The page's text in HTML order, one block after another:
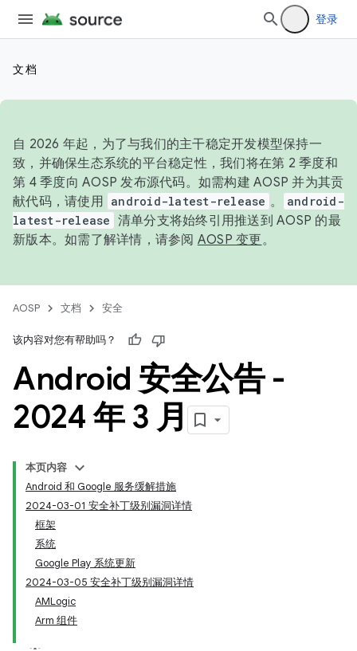
登录
文档
自 2026 年起，为了与我们的主干稳定开发模型保持一
致，并确保生态系统的平台稳定性，我们将在第 2 季度和
第 4 季度向 AOSP 发布源代码。如需构建 AOSP 并为其贡
献代码，请使用 android-latest-release 。
android-
latest-release 清单分支将始终引用推送到 AOSP 的最
新版本。如需了解详情，请参阅 AOSP 变更。
AOSP 文档 安全
该内容对您有帮助吗？
Android 安全公告 -
2024 年 3 月
本页内容
Android 和 Google 服务缓解措施
2024-03-01 安全补丁级别漏洞详情
框架
系统
Google Play 系统更新
2024-03-05 安全补丁级别漏洞详情
AMLogic
Arm 组件